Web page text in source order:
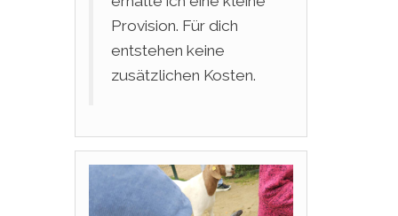
Provision. Für dich
entstehen keine
zusätzlichen Kosten.